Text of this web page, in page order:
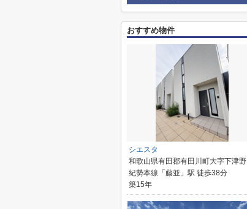
おすすめ物件
シエスタ
和歌山県有田郡有田川町大字下津野
紀勢本線「藤並」駅 徒歩38分
築15年